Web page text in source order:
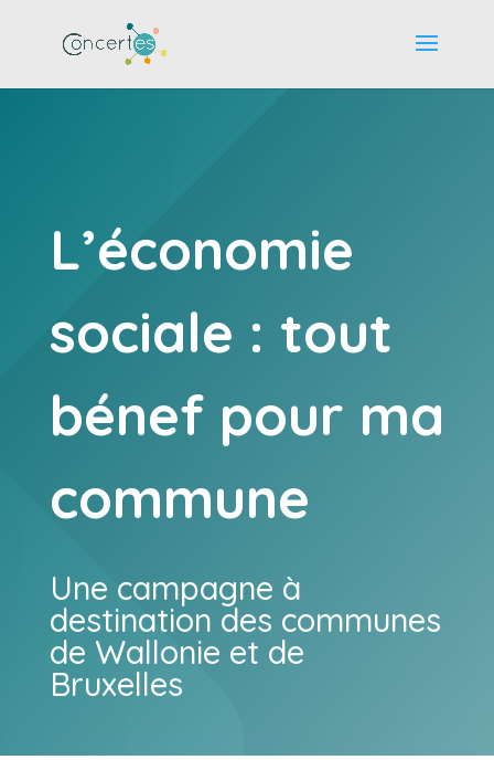
L’économie
sociale : tout
bénef pour ma
commune
Une campagne à
destination des communes
de Wallonie et de
Bruxelles